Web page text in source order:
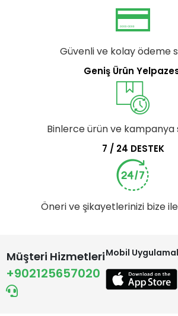
Güvenli ve kolay ödeme
Geniş Ürün
Binlerce ürün ve kampanya
7 / 24 DESTEK
Öneri ve şikayetlerinizi bize
Müşteri Hizmetleri
+902125657020
Mobil